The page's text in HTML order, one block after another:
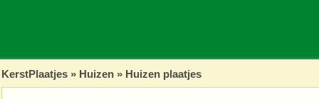
KerstPlaatjes » Huizen » Huizen plaatjes